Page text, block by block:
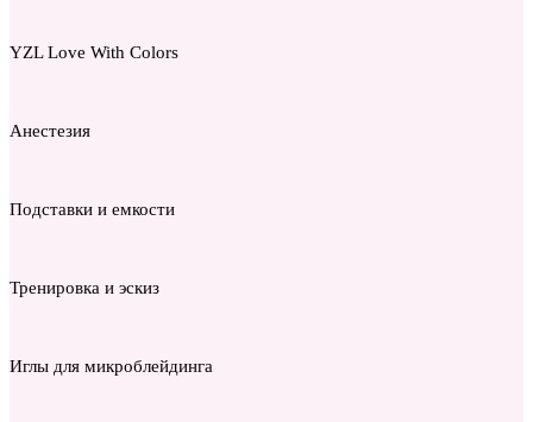
YZL Love With Colors
Анестезия
Подставки и емкости
Тренировка и эскиз
Иглы для микроблейдинга